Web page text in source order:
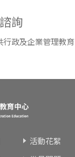
詢
政及企業管理教
活動花絮